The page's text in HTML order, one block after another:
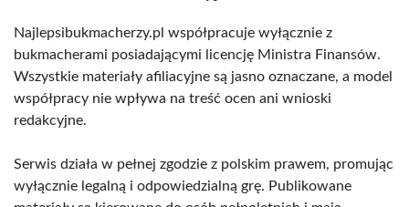
Najlepsibukmacherzy.pl współpracuje wyłącznie z
bukmacherami posiadającymi licencję Ministra Finansów.
Wszystkie materiały afiliacyjne są jasno oznaczane, a model
współpracy nie wpływa na treść ocen ani wnioski
redakcyjne.
Serwis działa w pełnej zgodzie z polskim prawem, promując
wyłącznie legalną i odpowiedzialną grę. Publikowane